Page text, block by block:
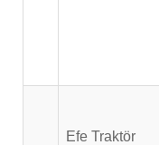
Efe Traktör